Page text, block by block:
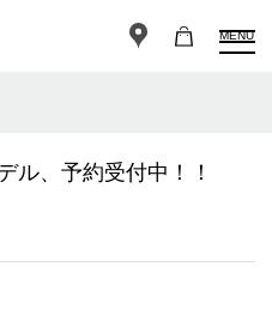
MENU
ル、予約受付中！！